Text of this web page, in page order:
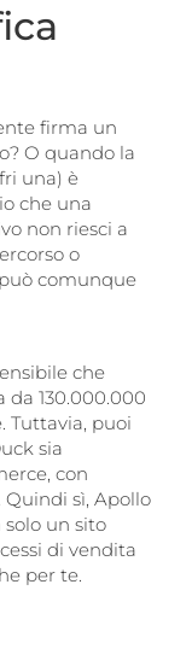
firma un
O quando la
una) è
che una
non riesci a
o
comunque
che
da 130.000.000
Tuttavia, puoi
sia
con
sì, Apollo
un sito
di vendita
per te.